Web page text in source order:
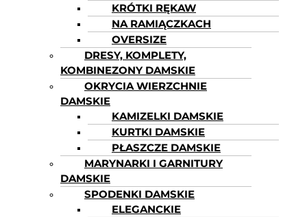
KRÓTKI RĘKAW
NA RAMIĄCZKACH
OVERSIZE
DRESY, KOMPLETY,
KOMBINEZONY DAMSKIE
OKRYCIA WIERZCHNIE
DAMSKIE
KAMIZELKI DAMSKIE
KURTKI DAMSKIE
PŁASZCZE DAMSKIE
MARYNARKI I GARNITURY
DAMSKIE
SPODENKI DAMSKIE
ELEGANCKIE